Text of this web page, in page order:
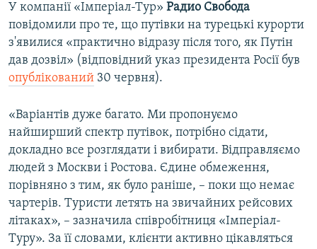
У компанії «Імперіал-Тур» Радио Свобода
повідомили про те, що путівки на турецькі курорти
з'явилися «практично відразу після того, як Путін
дав дозвіл» (відповідний указ президента Росії був
опублікований 30 червня).
«Варіантів дуже багато. Ми пропонуємо
найширший спектр путівок, потрібно сідати,
докладно все розглядати і вибирати. Відправляємо
людей з Москви і Ростова. Єдине обмеження,
порівняно з тим, як було раніше, – поки що немає
чартерів. Туристи летять на звичайних рейсових
літаках», – зазначила співробітниця «Імперіал-
Туру». За її словами, клієнти активно цікавляться